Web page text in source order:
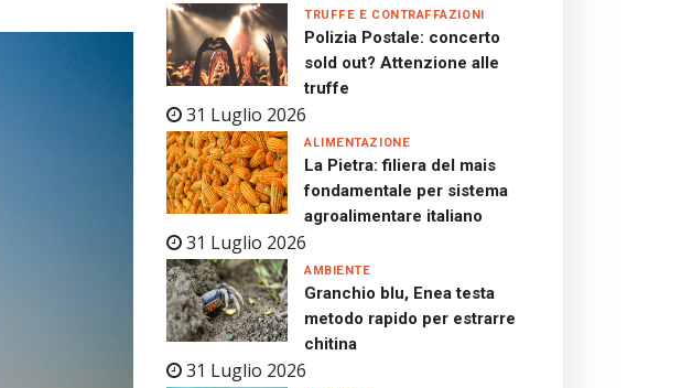
Polizia Postale: concerto
sold out? Attenzione alle
truffe
31 Luglio 2026
TRUFFE E CONTRAFFAZIONI
La Pietra: filiera del mais
fondamentale per sistema
agroalimentare italiano
31 Luglio 2026
ALIMENTAZIONE
Granchio blu, Enea testa
metodo rapido per estrarre
chitina
31 Luglio 2026
AMBIENTE